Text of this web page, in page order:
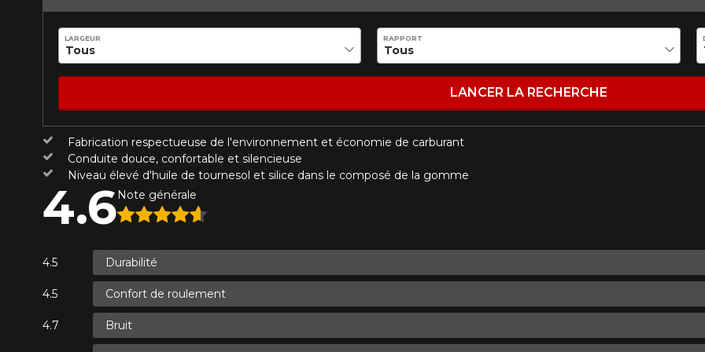
Fabrication respectueuse de l'environnement et économie de carburant
Conduite douce, confortable et silencieuse
Niveau élevé d'huile de tournesol et silice dans le composé de la gomme
LARGEUR RAPPORT
LANCER LA RECHERCHE
4.6Note générale
Durabilité
Confort de roulement
Bruit
KM parcourus Style de conduite Condition de route
Note
1
2 3 4 5
Commentaire
VOICI LES DIMENSIONS POUR VOTRE VÉHICULE
Malheureusement, aucun résultat ne convenant parfaitement à votre recherche
présentement. Nous aimerions vous aider à trouver le produit qu'il vous faut.
service à la clientèle, qui se fera un plaisir de rechercher des options pour votre